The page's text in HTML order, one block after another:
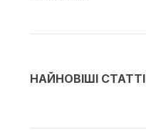
НАЙНОВІШІ СТАТТІ